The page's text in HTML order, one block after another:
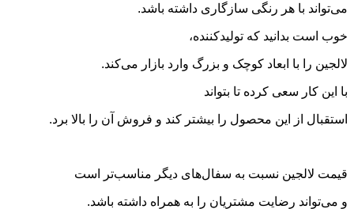
می‌تواند با هر رنگی سازگاری داشته باشد.
خوب است بدانید که تولیدکننده،
لالجین را با ابعاد کوچک و بزرگ وارد بازار می‌کند.
با این کار سعی کرده تا بتواند
استقبال از این محصول را بیشتر کند و فروش آن را بالا برد.
قیمت لالجین نسبت به سفال‌های دیگر مناسب‌تر است
و می‌تواند رضایت مشتریان را به همراه داشته باشد.